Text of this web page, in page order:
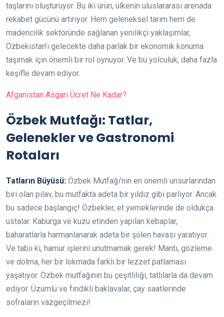
taşlarını oluşturuyor. Bu iki ürün, ülkenin uluslararası arenada
rekabet gücünü artırıyor. Hem geleneksel tarım hem de
madencilik sektöründe sağlanan yenilikçi yaklaşımlar,
Özbekistan’ı gelecekte daha parlak bir ekonomik konuma
taşımak için önemli bir rol oynuyor. Ve bu yolculuk, daha fazla
keşifle devam ediyor.
Afganistan Asgari Ücret Ne Kadar?
Özbek Mutfağı: Tatlar,
Gelenekler ve Gastronomi
Rotaları
Tatların Büyüsü: Özbek Mutfağı’nın en önemli unsurlarından
biri olan pilav, bu mutfakta adeta bir yıldız gibi parlıyor. Ancak
bu sadece başlangıç! Özbekler, et yemeklerinde de oldukça
ustalar. Kaburga ve kuzu etinden yapılan kebaplar,
baharatlarla harmanlanarak adeta bir şölen havası yaratıyor.
Ve tabii ki, hamur işlerini unutmamak gerek! Mantı, gözleme
ve dolma, her bir lokmada farklı bir lezzet patlaması
yaşatıyor. Özbek mutfağının bu çeşitliliği, tatlılarla da devam
ediyor. Üzümlü ve fındıklı baklavalar, çay saatlerinde
sofraların vazgeçilmezi!